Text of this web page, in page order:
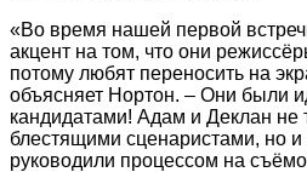
«Во время нашей первой
акцент на том, что они
потому любят переносить на
объясняет Нортон. – Они были
кандидатами! Адам и Деклан не
блестящими сценаристами, но
руководили процессом на